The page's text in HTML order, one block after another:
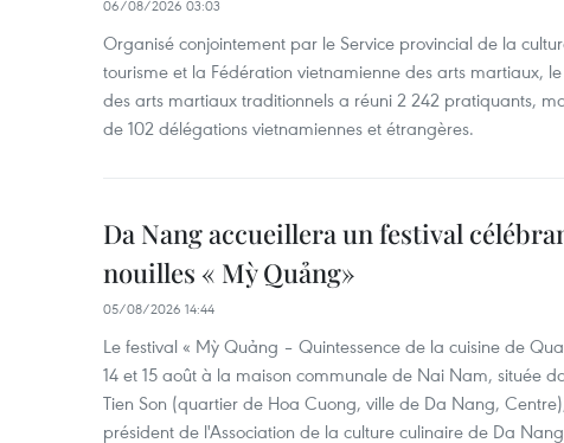
06/08/2026 03:03
Organisé conjointement par le Service provincial de la
tourisme et la Fédération vietnamienne des arts martiaux,
des arts martiaux traditionnels a réuni 2 242 pratiquants,
de 102 délégations vietnamiennes et étrangères.
Da Nang accueillera un festival
nouilles « Mỳ Quảng»
05/08/2026 14:44
Le festival « Mỳ Quảng – Quintessence de la cuisine de
14 et 15 août à la maison communale de Nai Nam, située
Tien Son (quartier de Hoa Cuong, ville de Da Nang,
président de l'Association de la culture culinaire de Da